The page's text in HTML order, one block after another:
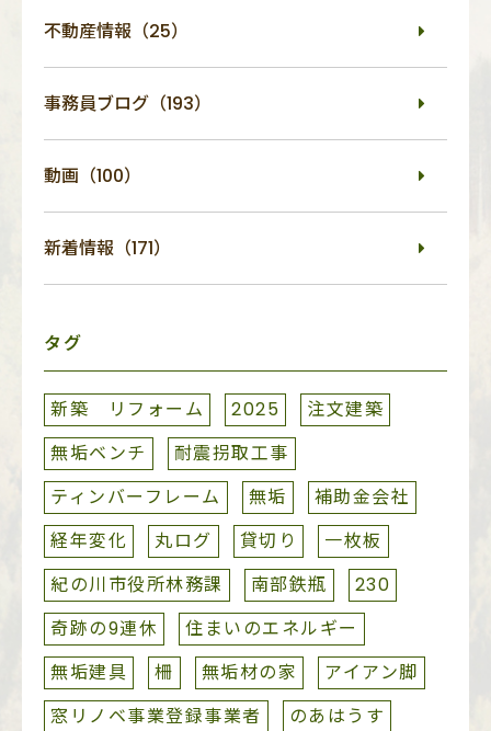
不動産情報（25）
事務員ブログ（193）
動画（100）
新着情報（171）
タグ
新築 リフォーム 2025
注文建築
無垢ベンチ
耐震拐取工事
ティンバーフレーム
無垢
補助金会社
経年変化
丸ログ 貸切り
一枚板
紀の川市役所林務課
南部鉄瓶
230
奇跡の9連休
住まいのエネルギー
無垢建具
柵 無垢材の家
アイアン脚
窓リノベ事業登録事業者
のあはうす